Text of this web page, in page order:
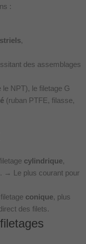
:
,
des assemblages
NPT), le filetage G
(ruban PTFE, filasse,
cylindrique,
→ Le plus courant pour
conique, plus
des filets.